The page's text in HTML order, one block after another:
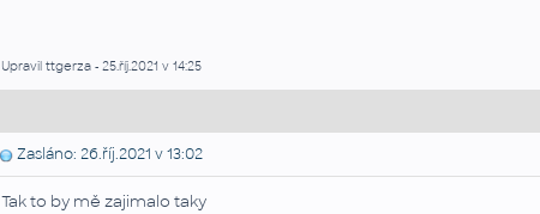
Upravil ttgerza - 25.říj.2021 v 14:25
Zasláno: 26.říj.2021 v 13:02
Tak to by mě zajimalo taky